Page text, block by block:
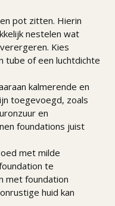
pot zitten. Hierin
nestelen wat
Kies
tube of een luchtdichte
kalmerende en
toegevoegd, zoals
en
foundations juist
met milde
te
met foundation
huid kan